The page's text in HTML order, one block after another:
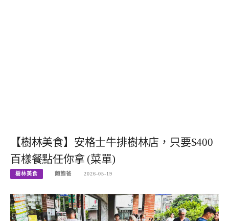
【樹林美食】安格士牛排樹林店，只要$400
百樣餐點任你拿 (菜單)
樹林美食 飽飽爸 2026-05-19